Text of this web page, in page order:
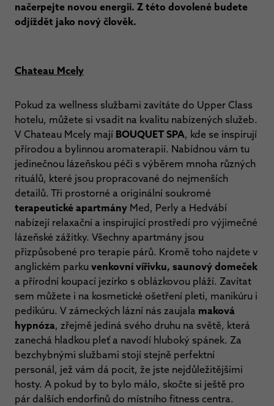
načerpejte novou energii. Z této dovolené budete
odjíždět jako nový člověk.
Chateau Mcely
Pokud za wellness službami zavítáte do Upper Class
hotelu, můžete si vsadit na kvalitu nabízených služeb.
V Chateau Mcely mají BOUQUET SPA, kde se inspirují
přírodou a bylinnou aromaterapií. Nabídnou vám tu
jedinečnou lázeňskou péči s výběrem mnoha různých
rituálů, které jsou propracované do nejmenších
detailů. Tři prostorné a originální soukromé
terapeutické apartmány Med, Perly a Hedvábí
nabízejí relaxační a inspirující prostředí pro výjimečné
lázeňské zážitky. Všechny apartmány jsou
přizpůsobené pro terapie párů. Kromě toho najdete v
anglickém parku venkovní vířivku, saunový domeček
a přírodní koupací jezírko s oblázkovou pláží. Zavítat
sem můžete i na kosmetické ošetření pleti, manikúru i
pedikúru. V zámeckých lázní nás zaujala maková
hypnóza, zřejmě jediná svého druhu na světě, která
zanechá hladkou pleť a navodí hluboký spánek. Za
bezchybnými službami stojí stejně perfektní
personál, jež vám dá pocit, že jste nejdůležitějšími
hosty. A pokud by to bylo málo, skočte si ještě pro
pár dalších endorfinů do místního fitness centra.